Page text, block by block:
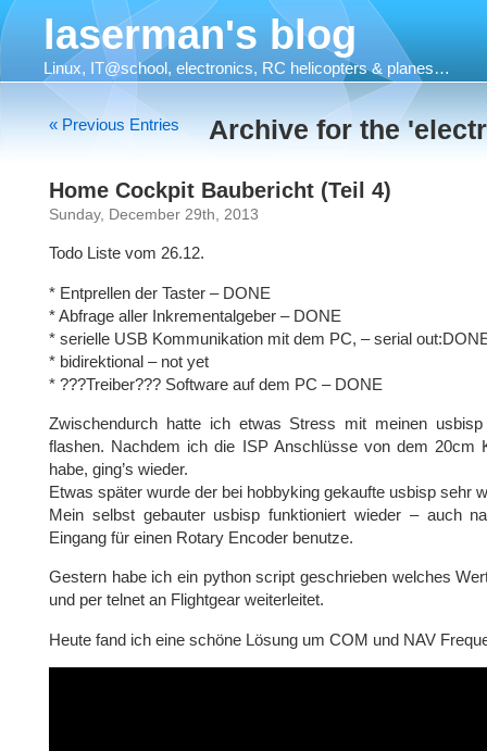
laserman's blog
Linux, IT@school, electronics, RC helicopters & planes…
Archive for the
« Previous Entries
Home Cockpit Baubericht (Teil 4)
Sunday, December 29th, 2013
Todo Liste vom 26.12.
* Entprellen der Taster – DONE
* Abfrage aller Inkrementalgeber – DONE
* serielle USB Kommunikation mit dem PC, – serial
* bidirektional – not yet
* ???Treiber??? Software auf dem PC – DONE
Zwischendurch hatte ich etwas Stress mit meinen
flashen. Nachdem ich die ISP Anschlüsse von dem 20cm
habe, ging’s wieder.
Etwas später wurde der bei hobbyking gekaufte usbisp sehr
Mein selbst gebauter usbisp funktioniert wieder – auch
Eingang für einen Rotary Encoder benutze.
Gestern habe ich ein python script geschrieben welches
und per telnet an Flightgear weiterleitet.
Heute fand ich eine schöne Lösung um COM und NAV